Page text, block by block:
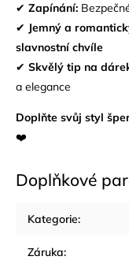
✔ Zapínání:
✔ Jemný a
slavnostní chvíle
✔ Skvělý tip na
a elegance
Doplňte svůj styl
❤️
Doplňkové
Kategorie:
Záruka: